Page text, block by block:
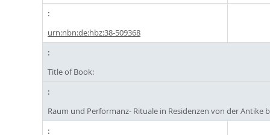
urn:nbn:de:hbz:38-509368
Title of Book:
Raum und Performanz- Rituale in Residenzen von der Antike